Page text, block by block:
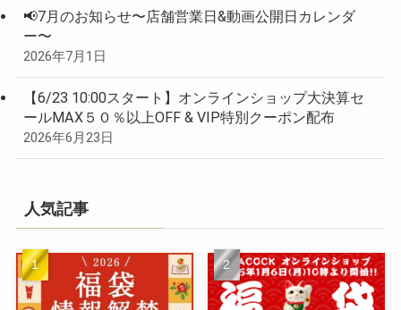
📢7月のお知らせ〜店舗営業日&動画公開日カレンダ
ー〜
2026年7月1日
【6/23 10:00スタート】オンラインショップ大決算セ
ールMAX５０％以上OFF & VIP特別クーポン配布
2026年6月23日
人気記事